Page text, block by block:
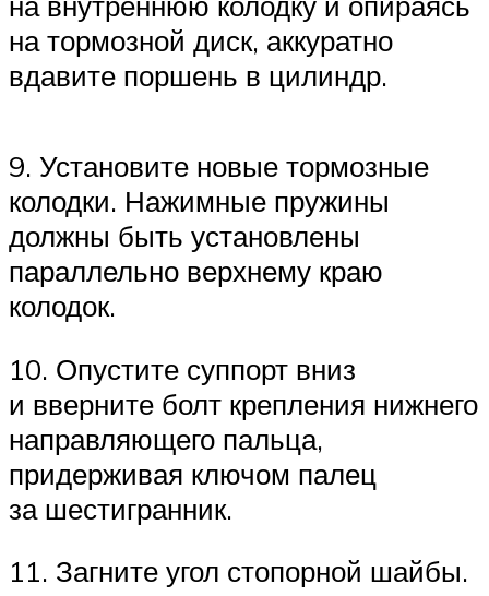
на тормозной диск, аккуратно
вдавите поршень в цилиндр.
9. Установите новые тормозные
колодки. Нажимные пружины
должны быть установлены
параллельно верхнему краю
колодок.
10. Опустите суппорт вниз
и вверните болт крепления нижнего
направляющего пальца,
придерживая ключом палец
за шестигранник.
11. Загните угол стопорной шайбы.